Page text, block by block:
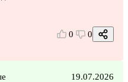
0 0
19.07.2026